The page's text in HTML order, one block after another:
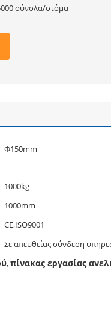
σύνολα/στόμα
Φ150mm
1000kg
1000mm
CE,ISO9001
Σε απευθείας σύνδεση
,πίνακας εργασίας